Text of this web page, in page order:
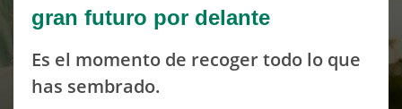
gran futuro por delante
Es el momento de recoger todo lo que
has sembrado.